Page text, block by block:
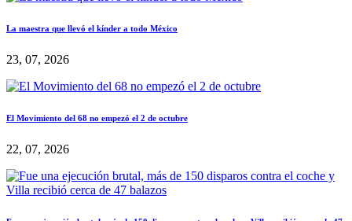
La maestra que llevó el kínder a todo México
23, 07, 2026
El Movimiento del 68 no empezó el 2 de octubre
22, 07, 2026